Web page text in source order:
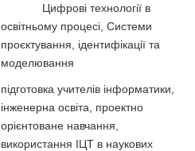
Цифрові технології в
освітньому процесі, Системи
проєктування, ідентифікації та
моделювання
підготовка учителів інформатики,
інженерна освіта, проектно
орієнтоване навчання,
використання ІЦТ в наукових